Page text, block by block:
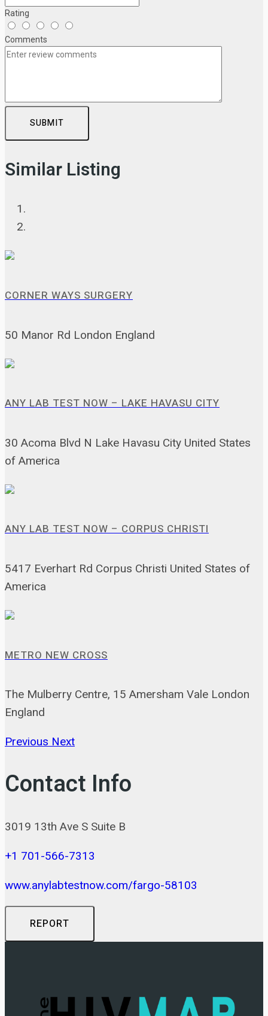
Rating
Comments
SUBMIT
Similar Listing
CORNER WAYS SURGERY
50 Manor Rd London England
ANY LAB TEST NOW – LAKE HAVASU CITY
30 Acoma Blvd N Lake Havasu City United States
of America
ANY LAB TEST NOW – CORPUS CHRISTI
5417 Everhart Rd Corpus Christi United States of
America
METRO NEW CROSS
The Mulberry Centre, 15 Amersham Vale London
England
Previous Next
Contact Info
3019 13th Ave S Suite B
+1 701-566-7313
www.anylabtestnow.com/fargo-58103
REPORT